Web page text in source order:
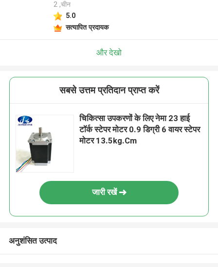
2 ,चीन
5.0
सत्यापित प्रदायक
और देखो
सबसे उत्तम प्रतिदान प्राप्त करें
चिकित्सा उपकरणों के लिए नेमा 23 हाई
टॉर्क स्टेपर मोटर 0.9 डिग्री 6 वायर स्टेपर
मोटर 13.5kg.Cm
जारी रखें
अनुशंसित उत्पाद